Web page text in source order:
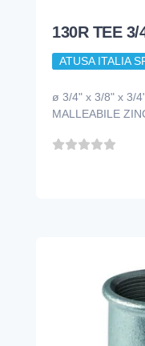
130R TEE 3/
ATUSA ITALIA
ø 3/4" x 3/8" x 3/
MALLEABILE